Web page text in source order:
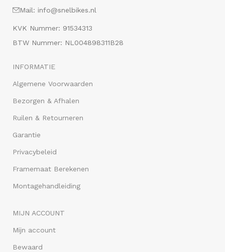
Mail: info@snelbikes.nl
KVK Nummer: 91534313
BTW Nummer: NL004898311B28
INFORMATIE
Algemene Voorwaarden
Bezorgen & Afhalen
Ruilen & Retourneren
Garantie
Privacybeleid
Framemaat Berekenen
Montagehandleiding
MIJN ACCOUNT
Mijn account
Bewaard